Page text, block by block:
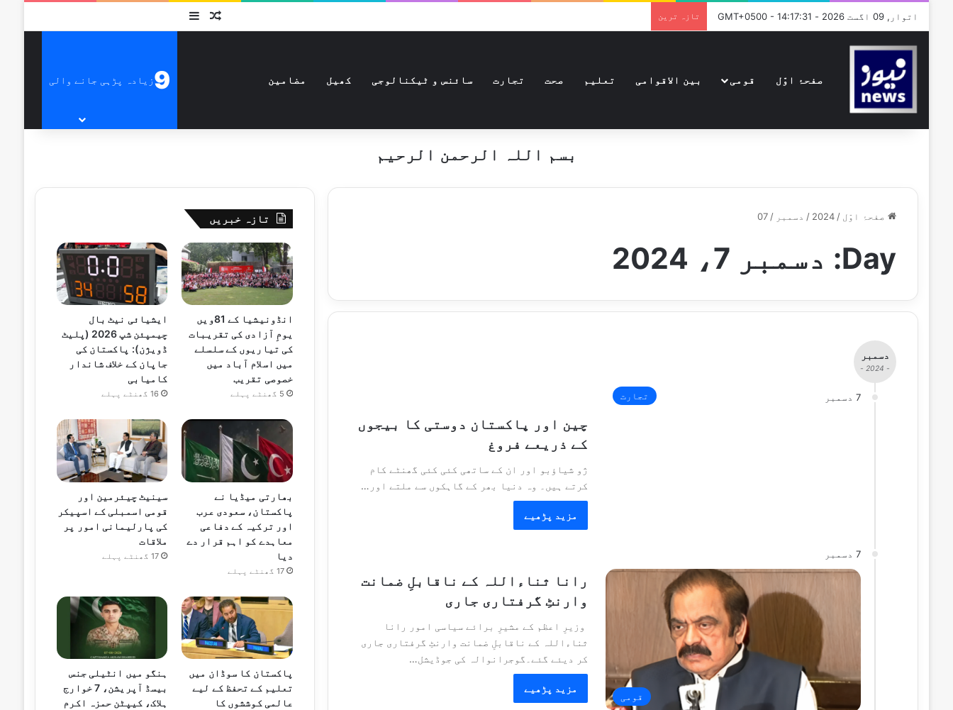
اتوار, 09 اگست 2026 - GMT+0500 - 14:17:31 تازہ ترین متفرق
صفحۂ اوّل قومی بین الاقوامی تعلیم صحت تجارت سائنس و ٹیکنالوجی کھیل مضامین 9زیادہ پڑہی جانے والی
بسم اللہ الرحمن الرحیم
صفحۂ اوّل /
2024
/ دسمبر /
07
Day: دسمبر 7، 2024
دسمبر
- 2024 -
7 دسمبر تجارت
چین اور پاکستان دوستی کا بیجوں
کے ذریعے فروغ
ژو شیاؤبو اور ان کے ساتھی کئی کئی گھنٹے کام
کرتے ہیں۔ وہ دنیا بھر کے گاہکوں سے ملتے اور…
مزید پڑھیے
7 دسمبر
قومی
رانا ثناءاللہ کے ناقابلِ ضمانت
وارنٹِ گرفتاری جاری
وزیرِ اعظم کے مشیرِ برائے سیاسی امور رانا
ثناءاللہ کے ناقابلِ ضمانت وارنٹِ گرفتاری جاری
کر دیئے گئے۔گوجرانوالہ کی جوڈیشل…
مزید پڑھیے
تازہ خبریں
انڈونیشیا کے 81ویں
یومِ آزادی کی تقریبات
کی تیاریوں کے سلسلے
میں اسلام آباد میں
خصوصی تقریب
5 گھنٹے پہلے
ایشیائی نیٹ بال
چیمپئن شپ 2026 (پلیٹ
ڈویژن): پاکستان کی
جاپان کے خلاف شاندار
کامیابی
16 گھنٹے پہلے
بھارتی میڈیا نے
پاکستان، سعودی عرب
اور ترکیہ کے دفاعی
معاہدے کو اہم قرار دے
دیا
17 گھنٹے پہلے
سینیٹ چیئرمین اور
قومی اسمبلی کے اسپیکر
کی پارلیمانی امور پر
ملاقات
17 گھنٹے پہلے
پاکستان کا سوڈان میں
تعلیم کے تحفظ کے لیے
عالمی کوششوں کا
ہنگو میں انٹیلی جنس
بیسڈ آپریشن، 7 خوارج
ہلاک، کیپٹن حمزہ اکرم